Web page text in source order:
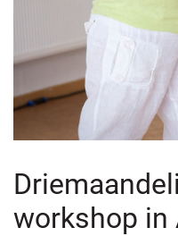
workshop in